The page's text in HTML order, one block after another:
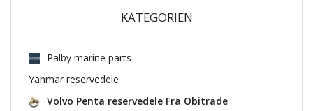
KATEGORIEN
Palby marine parts
Yanmar reservedele
Volvo Penta reservedele Fra Obitrade